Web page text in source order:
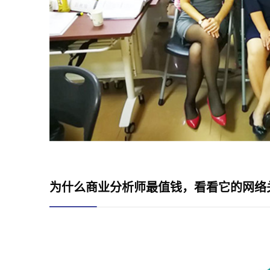
为什么商业分析师最值钱，看看它的网络